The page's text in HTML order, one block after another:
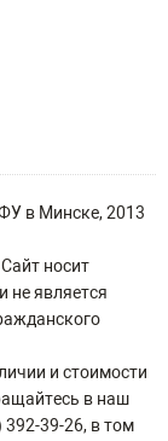
в Минске, 2013
носит
не является
и стоимости
в наш
392-39-26, в том